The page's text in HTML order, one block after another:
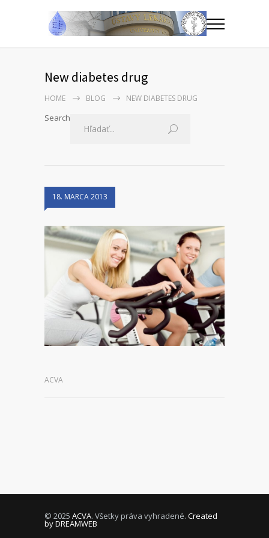
New diabetes drug
HOME BLOG NEW DIABETES DRUG
Search
18. MARCA 2013
ACVA
© 2025 ACVA. Všetky práva vyhradené. Created
by DREAMWEB